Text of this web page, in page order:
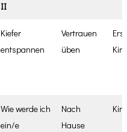
II
Kiefer
entspannen
Vertrauen
üben
Wie werde ich
ein/e
Nach
Hause